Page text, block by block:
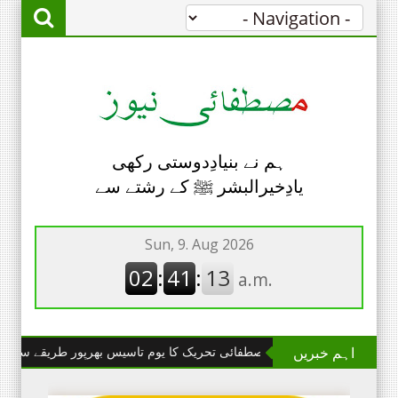
ہم نے بنیادِدوستی رکھی
یادِخیرالبشر ﷺ کے رشتے سے
اہم خبریں
مانگا : مصطفائی تحریک کا یوم تاسیس بھرپور طریقے سے منایا گیا۔